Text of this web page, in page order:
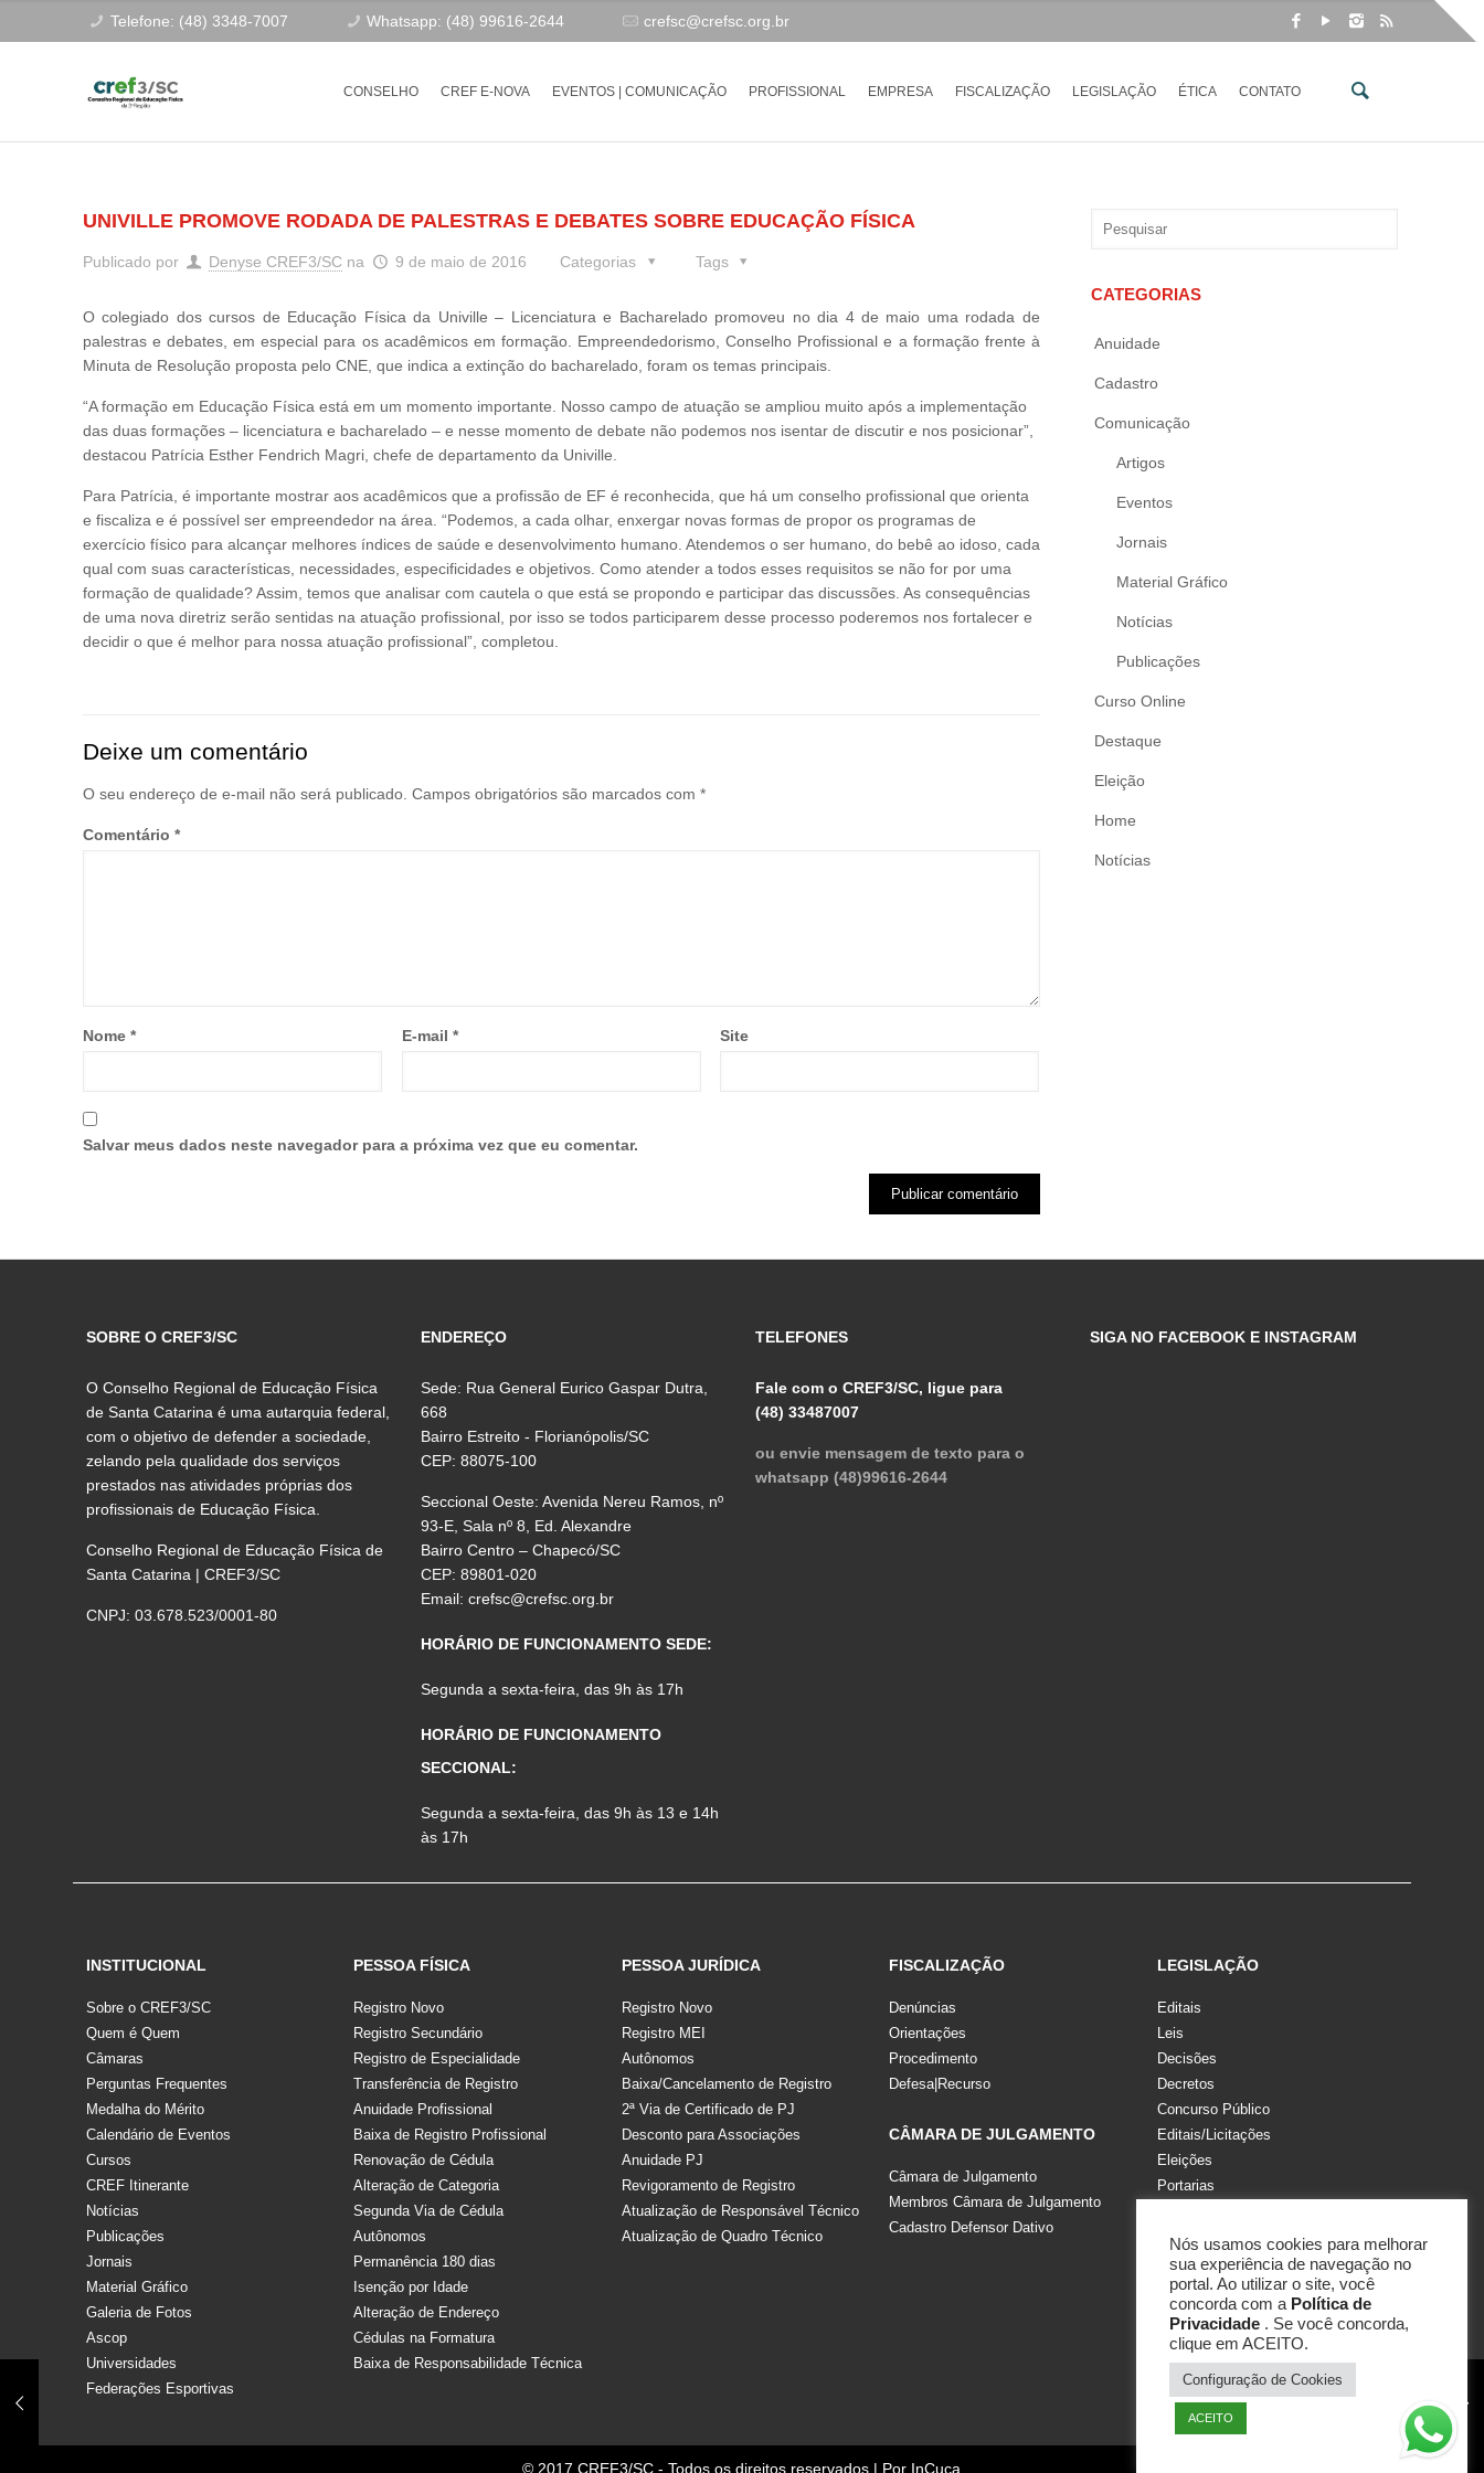
Telefone: (48) 3348-7007 Whatsapp: (48) 99616-2644 crefsc@crefsc.org.br
CONSELHO CREF E-NOVA EVENTOS | COMUNICAÇÃO PROFISSIONAL EMPRESA FISCALIZAÇÃO LEGISLAÇÃO ÉTICA CONTATO
UNIVILLE PROMOVE RODADA DE PALESTRAS E DEBATES SOBRE EDUCAÇÃO FÍSICA
Publicado por Denyse CREF3/SC na 9 de maio de 2016 Categorias Tags
O colegiado dos cursos de Educação Física da Univille – Licenciatura e Bacharelado promoveu no dia 4 de maio uma rodada de
palestras e debates, em especial para os acadêmicos em formação. Empreendedorismo, Conselho Profissional e a formação frente à
Minuta de Resolução proposta pelo CNE, que indica a extinção do bacharelado, foram os temas principais.
“A formação em Educação Física está em um momento importante. Nosso campo de atuação se ampliou muito após a implementação
das duas formações – licenciatura e bacharelado – e nesse momento de debate não podemos nos isentar de discutir e nos posicionar”,
destacou Patrícia Esther Fendrich Magri, chefe de departamento da Univille.
Para Patrícia, é importante mostrar aos acadêmicos que a profissão de EF é reconhecida, que há um conselho profissional que orienta
e fiscaliza e é possível ser empreendedor na área. “Podemos, a cada olhar, enxergar novas formas de propor os programas de
exercício físico para alcançar melhores índices de saúde e desenvolvimento humano. Atendemos o ser humano, do bebê ao idoso, cada
qual com suas características, necessidades, especificidades e objetivos. Como atender a todos esses requisitos se não for por uma
formação de qualidade? Assim, temos que analisar com cautela o que está se propondo e participar das discussões. As consequências
de uma nova diretriz serão sentidas na atuação profissional, por isso se todos participarem desse processo poderemos nos fortalecer e
decidir o que é melhor para nossa atuação profissional”, completou.
Deixe um comentário
O seu endereço de e-mail não será publicado. Campos obrigatórios são marcados com *
Comentário *
Nome * E-mail * Site
Salvar meus dados neste navegador para a próxima vez que eu comentar.
CATEGORIAS
Anuidade
Cadastro
Comunicação
Artigos
Eventos
Jornais
Material Gráfico
Notícias
Publicações
Curso Online
Destaque
Eleição
Home
Notícias
SOBRE O CREF3/SC
O Conselho Regional de Educação Física
de Santa Catarina é uma autarquia federal,
com o objetivo de defender a sociedade,
zelando pela qualidade dos serviços
prestados nas atividades próprias dos
profissionais de Educação Física.
Conselho Regional de Educação Física de
Santa Catarina | CREF3/SC
CNPJ: 03.678.523/0001-80
ENDEREÇO
Sede: Rua General Eurico Gaspar Dutra,
668
Bairro Estreito - Florianópolis/SC
CEP: 88075-100
Seccional Oeste: Avenida Nereu Ramos, nº
93-E, Sala nº 8, Ed. Alexandre
Bairro Centro – Chapecó/SC
CEP: 89801-020
Email:crefsc@crefsc.org.br
HORÁRIO DE FUNCIONAMENTO SEDE:
Segunda a sexta-feira, das 9h às 17h
HORÁRIO DE FUNCIONAMENTO
SECCIONAL:
Segunda a sexta-feira, das 9h às 13 e 14h
às 17h
TELEFONES
Fale com o CREF3/SC, ligue para
(48) 33487007
ou envie mensagem de texto para o
whatsapp (48)99616-2644
SIGA NO FACEBOOK E INSTAGRAM
INSTITUCIONAL
Sobre o CREF3/SC
Quem é Quem
Câmaras
Perguntas Frequentes
Medalha do Mérito
Calendário de Eventos
Cursos
CREF Itinerante
Notícias
Publicações
Jornais
Material Gráfico
Galeria de Fotos
Ascop
Universidades
Federações Esportivas
PESSOA FÍSICA
Registro Novo
Registro Secundário
Registro de Especialidade
Transferência de Registro
Anuidade Profissional
Baixa de Registro Profissional
Renovação de Cédula
Alteração de Categoria
Segunda Via de Cédula
Autônomos
Permanência 180 dias
Isenção por Idade
Alteração de Endereço
Cédulas na Formatura
Baixa de Responsabilidade Técnica
PESSOA JURÍDICA
Registro Novo
Registro MEI
Autônomos
Baixa/Cancelamento de Registro
2ª Via de Certificado de PJ
Desconto para Associações
Anuidade PJ
Revigoramento de Registro
Atualização de Responsável Técnico
Atualização de Quadro Técnico
FISCALIZAÇÃO
Denúncias
Orientações
Procedimento
Defesa|Recurso
CÂMARA DE JULGAMENTO
Câmara de Julgamento
Membros Câmara de Julgamento
Cadastro Defensor Dativo
LEGISLAÇÃO
Editais
Leis
Decisões
Decretos
Concurso Público
Editais/Licitações
Eleições
Portarias
Resoluções
© 2017 CREF3/SC - Todos os direitos reservados | Por InCuca
Nós usamos cookies para melhorar
sua experiência de navegação no
portal. Ao utilizar o site, você
concorda com a Política de
Privacidade . Se você concorda,
clique em ACEITO.
Configuração de Cookies
ACEITO